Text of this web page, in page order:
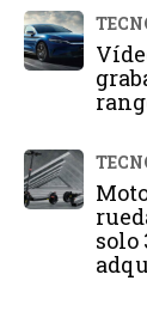
solo